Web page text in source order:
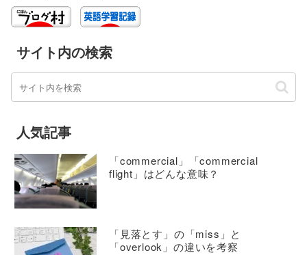
サイト内の検索
人気記事
「commercial」「commercial
flight」はどんな意味？
「見落とす」の「miss」と
「overlook」の違いを考察